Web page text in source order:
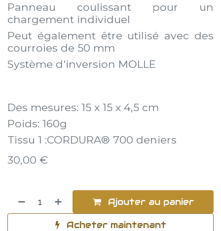
Panneau coulissant pour un
chargement individuel
Peut également être utilisé avec des
courroies de 50 mm
Système d'inversion MOLLE
Des mesures: 15 x 15 x 4,5 cm
Poids: 160g
Tissu 1 :CORDURA® 700 deniers
30,00 €
Ajouter au panier
Acheter maintenant